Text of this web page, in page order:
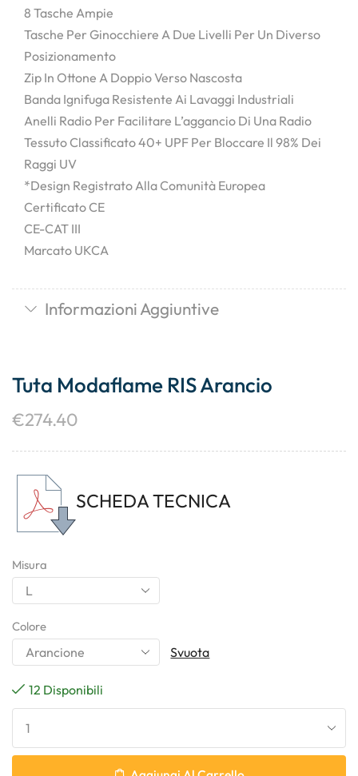
8 Tasche Ampie
Tasche Per Ginocchiere A Due Livelli Per Un Diverso
Posizionamento
Zip In Ottone A Doppio Verso Nascosta
Banda Ignifuga Resistente Ai Lavaggi Industriali
Anelli Radio Per Facilitare L’aggancio Di Una Radio
Tessuto Classificato 40+ UPF Per Bloccare Il 98% Dei
Raggi UV
*Design Registrato Alla Comunità Europea
Certificato CE
CE-CAT III
Marcato UKCA
Informazioni Aggiuntive
Tuta Modaflame RIS Arancio
€274.40
SCHEDA TECNICA
Misura
Colore
Svuota
12 Disponibili